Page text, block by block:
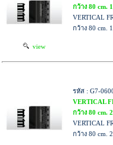
view
กว้าง 80 cm.
VERTICAL
กว้าง 80 cm.
รหัส : G7-
VERTICAL
กว้าง 80 cm.
VERTICAL
กว้าง 80 cm.